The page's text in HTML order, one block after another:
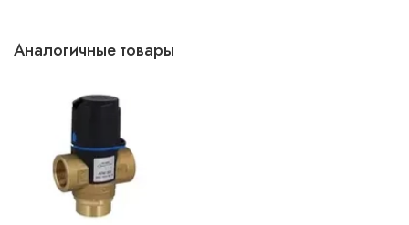
Аналогичные товары